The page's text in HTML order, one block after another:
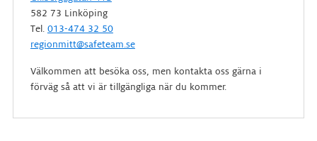
582 73 Linköping
Tel. 013-474 32 50
regionmitt@safeteam.se
Välkommen att besöka oss, men kontakta oss gärna i
förväg så att vi är tillgängliga när du kommer.